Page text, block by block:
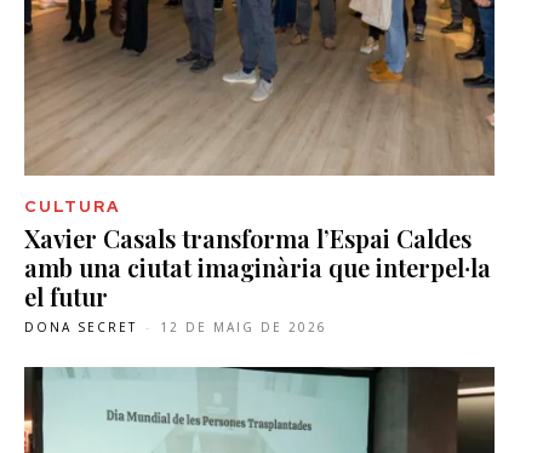
CULTURA
Xavier Casals transforma l’Espai Caldes
amb una ciutat imaginària que interpel·la
el futur
DONA SECRET - 12 DE MAIG DE 2026